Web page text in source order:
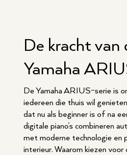
De kracht van
Yamaha
De Yamaha ARIUS-serie is
iedereen die thuis wil
dat nu als beginner is of na
digitale piano’s combineren
met moderne technologie en
interieur. Waarom kiezen